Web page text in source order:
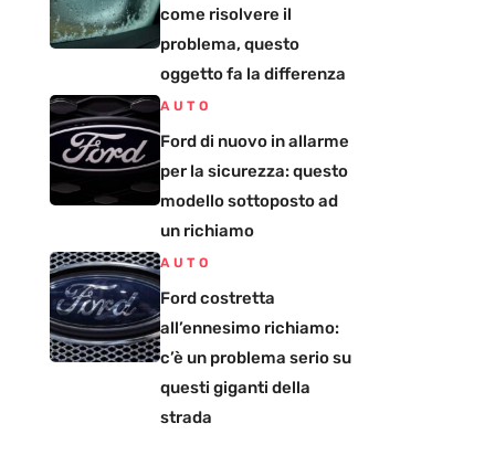
come risolvere il
problema, questo
oggetto fa la differenza
AUTO
Ford di nuovo in allarme
per la sicurezza: questo
modello sottoposto ad
un richiamo
AUTO
Ford costretta
all’ennesimo richiamo:
c’è un problema serio su
questi giganti della
strada